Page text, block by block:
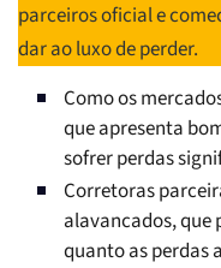
parceiros oficial e
dar ao luxo de perder.
Como os
que apresenta
sofrer perdas
Corretoras
alavancados,
quanto as perdas